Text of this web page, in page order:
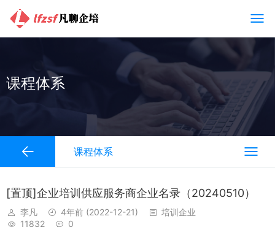
课程体系
课程体系
[置顶]企业培训供应服务商企业名录（20240510）
李凡 4年前 (2022-12-21)
培训企业
11832
0